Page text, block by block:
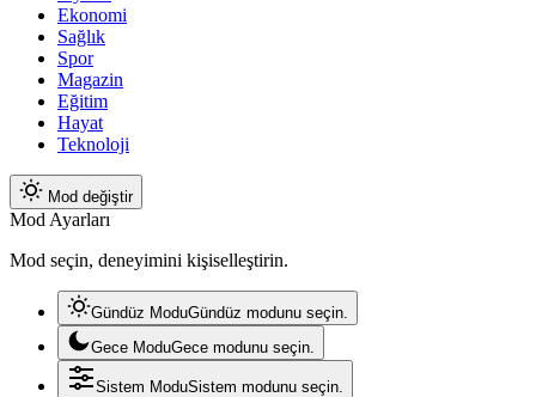
Ekonomi
Sağlık
Spor
Magazin
Eğitim
Hayat
Teknoloji
Mod değiştir
Mod Ayarları
Mod seçin, deneyimini kişiselleştirin.
Gündüz ModuGündüz modunu seçin.
Gece ModuGece modunu seçin.
Sistem ModuSistem modunu seçin.